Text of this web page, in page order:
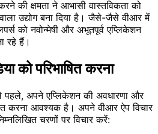
की क्षमता ने आभासी वास्तविकता को
उद्योग बना दिया है। जैसे-जैसे वीआर में
को नवोन्मेषी और अभूतपूर्व एप्लिकेशन
रहे हैं।
को परिभाषित करना
अपने एप्लिकेशन की अवधारणा और
करना आवश्यक है। अपने वीआर ऐप विचार
चरणों पर विचार करें: